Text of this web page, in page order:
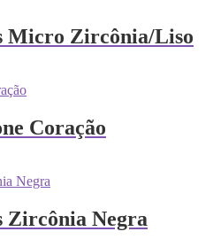
Micro Zircônia/Liso
Coração
Zircônia Negra